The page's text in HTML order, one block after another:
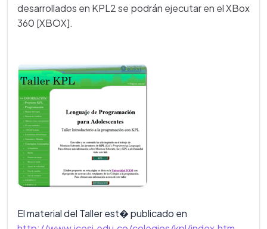
desarrollados en KPL2 se podrán ejecutar en el XBox
360 [XBOX].
El material del Taller est� publicado en